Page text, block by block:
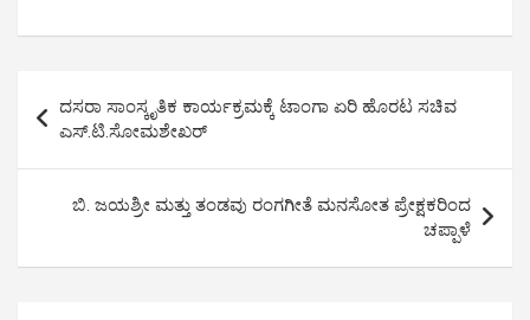
at
s
A
p
p
ce
b
o
o
k
tt
er
ail py
Li
n
k
ar
navigation
ದಸರಾ ಸಾಂಸ್ಕೃತಿಕ ಕಾರ್ಯಕ್ರಮಕ್ಕೆ ಟಾಂಗಾ ಏರಿ ಹೊರಟ ಸಚಿವ
ಎಸ್.ಟಿ.ಸೋಮಶೇಖರ್
ಬಿ. ಜಯಶ್ರೀ ಮತ್ತು ತಂಡವು ರಂಗಗೀತೆ ಮನಸೋತ ಪ್ರೇಕ್ಷಕರಿಂದ
ಚಪ್ಪಾಳೆ